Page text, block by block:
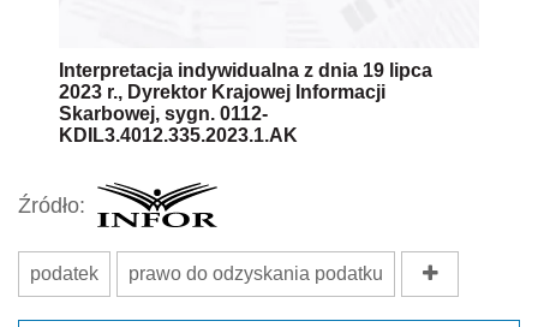
Interpretacja indywidualna z dnia 19 lipca
2023 r., Dyrektor Krajowej Informacji
Skarbowej, sygn. 0112-
KDIL3.4012.335.2023.1.AK
Źródło:
podatek prawo do odzyskania podatku